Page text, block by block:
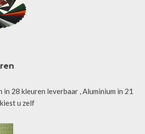
28 kleuren leverbaar , Aluminium in 21
u zelf